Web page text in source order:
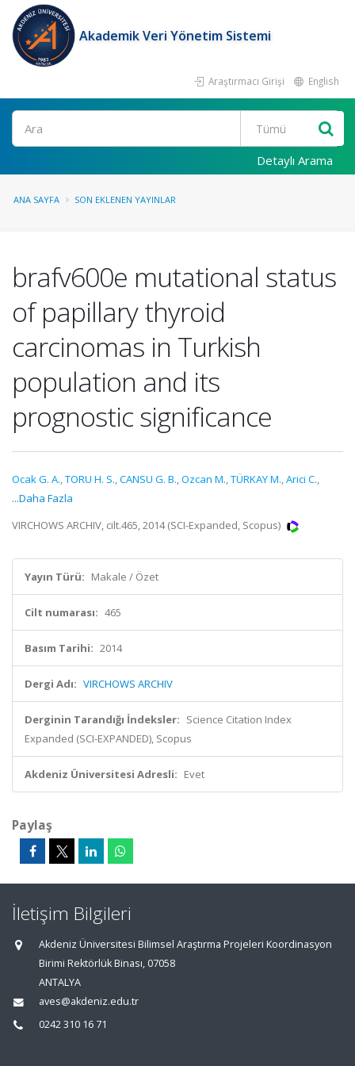
Akademik Veri Yönetim Sistemi
Araştırmacı Girişi English
Ara
Detaylı Arama
ANA SAYFA SON EKLENEN YAYINLAR
brafv600e mutational status
of papillary thyroid
carcinomas in Turkish
population and its
prognostic significance
Ocak G. A.,TORU H. S.,CANSU G. B.,Ozcan M.,TÜRKAY M.,Arici C.,
...Daha Fazla
VIRCHOWS ARCHIV, cilt.465, 2014 (SCI-Expanded, Scopus)
Yayın Türü: Makale / Özet
Cilt numarası: 465
Basım Tarihi: 2014
Dergi Adı: VIRCHOWS ARCHIV
Derginin Tarandığı İndeksler: Science Citation Index
Expanded (SCI-EXPANDED), Scopus
Akdeniz Üniversitesi Adresli: Evet
Paylaş
İletişim Bilgileri
Akdeniz Üniversitesi Bilimsel Araştırma Projeleri Koordinasyon
Birimi Rektörlük Binası, 07058
ANTALYA
aves@akdeniz.edu.tr
0242 310 16 71